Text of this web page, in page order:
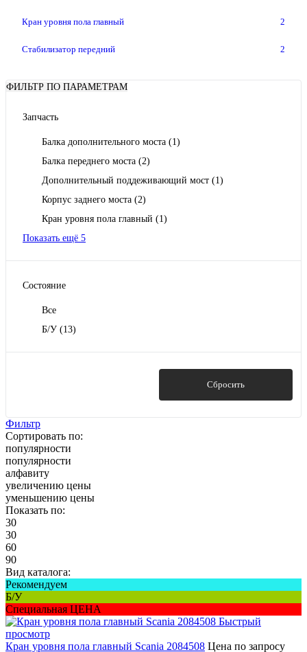
Кран уровня пола главный 2
Стабилизатор передний 2
ФИЛЬТР ПО ПАРАМЕТРАМ
Запчасть
Балка дополнительного моста (1)
Балка переднего моста (2)
Дополнительный поддеживающий мост (1)
Корпус заднего моста (2)
Кран уровня пола главный (1)
Показать ещё 5
Состояние
Все
Б/У (13)
Сбросить
Фильтр
Сортировать по:
популярности
популярности
алфавиту
увеличению цены
уменьшению цены
Показать по:
30
30
60
90
Вид каталога:
Рекомендуем
Б/У
Специальная ЦЕНА
Быстрый
просмотр
Кран уровня пола главный Scania 2084508 Цена по запросу